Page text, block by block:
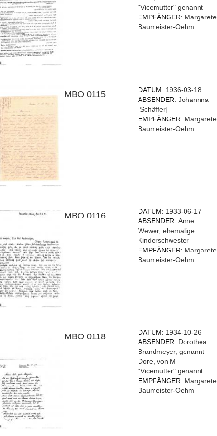
"Vicemutter" genannt
EMPFÄNGER: Margarete
Baumeister-Oehm
MBO 0115 DATUM: 1936-03-18
ABSENDER:Johannna
[Schäffer]
EMPFÄNGER: Margarete
Baumeister-Oehm
MBO 0116 DATUM: 1933-06-17
ABSENDER:Anne
Wewer,ehemalige
Kinderschwester
EMPFÄNGER: Margarete
Baumeister-Oehm
MBO 0118 DATUM: 1934-10-26
ABSENDER: Dorothea
Brandmeyer, genannt
Dore, von M
"Vicemutter" genannt
EMPFÄNGER: Margarete
Baumeister-Oehm